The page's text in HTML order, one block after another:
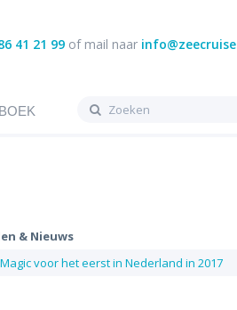
41 21 99 of mail naar
& Nieuws
voor het eerst in Nederland in 2017